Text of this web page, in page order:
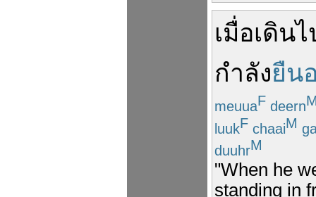
เมื่อเดินไ
กำลังยืน
meuuaF deern
luukF chaaiM
duuhrM
"When he
standing in